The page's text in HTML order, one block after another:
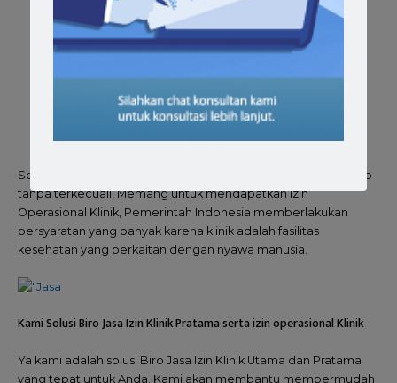
Sudah mempunyai Sertifikat Laik Fungsi
Telah mendapatkan notifikasi persetujuan Sarana dan
Memiliki rekomendasi dari kecamatan
Dilengkapi dengan bukti sertifikasi keahlian bidang
kecantikan atau kompetensi bidang sesuai fungsi klinik
Semua syarat tersebut harus Anda lengkapi dan bersifat Wajib
tanpa terkecuali, Memang untuk mendapatkan Izin
Operasional Klinik, Pemerintah Indonesia memberlakukan
persyaratan yang banyak karena klinik adalah fasilitas
kesehatan yang berkaitan dengan nyawa manusia.
Kami Solusi Biro Jasa Izin Klinik Pratama serta izin operasional Klinik
Ya kami adalah solusi Biro Jasa Izin Klinik Utama dan Pratama
yang tepat untuk Anda. Kami akan membantu mempermudah